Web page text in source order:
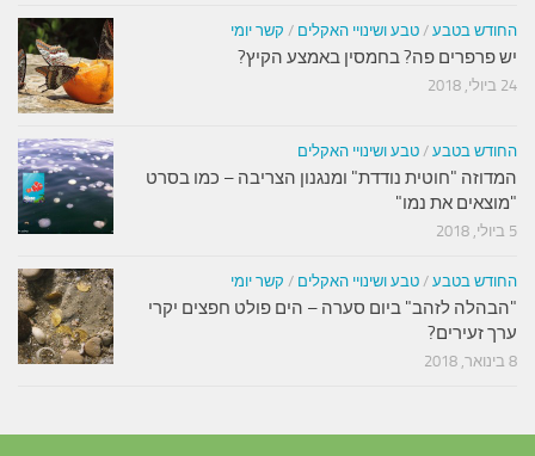
החודש בטבע / טבע ושינויי האקלים / קשר יומי
יש פרפרים פה? בחמסין באמצע הקיץ?
24 ביולי, 2018
החודש בטבע / טבע ושינויי האקלים
המדוזה "חוטית נודדת" ומנגנון הצריבה – כמו בסרט
"מוצאים את נמו"
5 ביולי, 2018
החודש בטבע / טבע ושינויי האקלים / קשר יומי
"הבהלה לזהב" ביום סערה – הים פולט חפצים יקרי
ערך זעירים?
8 בינואר, 2018